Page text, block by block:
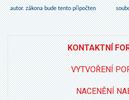
autor. zákona bude tento připočten
KONTAKTNÍ
VYTVOŘENÍ
NACENĚNÍ